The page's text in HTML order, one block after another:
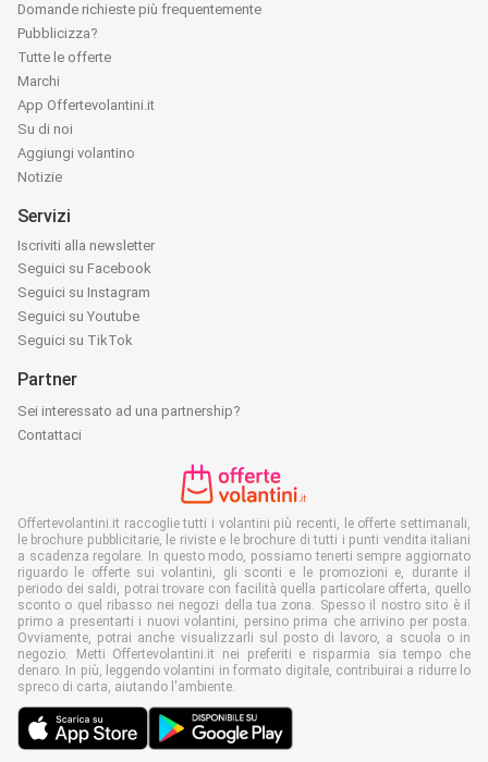
Domande richieste più frequentemente
Pubblicizza?
Tutte le offerte
Marchi
App Offertevolantini.it
Su di noi
Aggiungi volantino
Notizie
Servizi
Iscriviti alla newsletter
Seguici su Facebook
Seguici su Instagram
Seguici su Youtube
Seguici su TikTok
Partner
Sei interessato ad una partnership?
Contattaci
Offertevolantini.it raccoglie tutti i volantini più recenti, le offerte settimanali,
le brochure pubblicitarie, le riviste e le brochure di tutti i punti vendita italiani
a scadenza regolare. In questo modo, possiamo tenerti sempre aggiornato
riguardo le offerte sui volantini, gli sconti e le promozioni e, durante il
periodo dei saldi, potrai trovare con facilità quella particolare offerta, quello
sconto o quel ribasso nei negozi della tua zona. Spesso il nostro sito è il
primo a presentarti i nuovi volantini, persino prima che arrivino per posta.
Ovviamente, potrai anche visualizzarli sul posto di lavoro, a scuola o in
negozio. Metti Offertevolantini.it nei preferiti e risparmia sia tempo che
denaro. In più, leggendo volantini in formato digitale, contribuirai a ridurre lo
spreco di carta, aiutando l'ambiente.